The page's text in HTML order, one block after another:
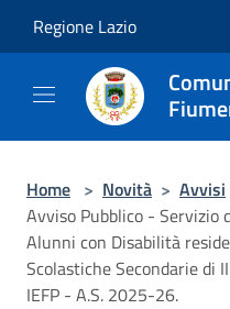
Regione Lazio
Home > Novità > Avvisi
Avviso Pubblico - Servizio
Alunni con Disabilità
Scolastiche Secondarie di
IEFP - A.S. 2025-26.